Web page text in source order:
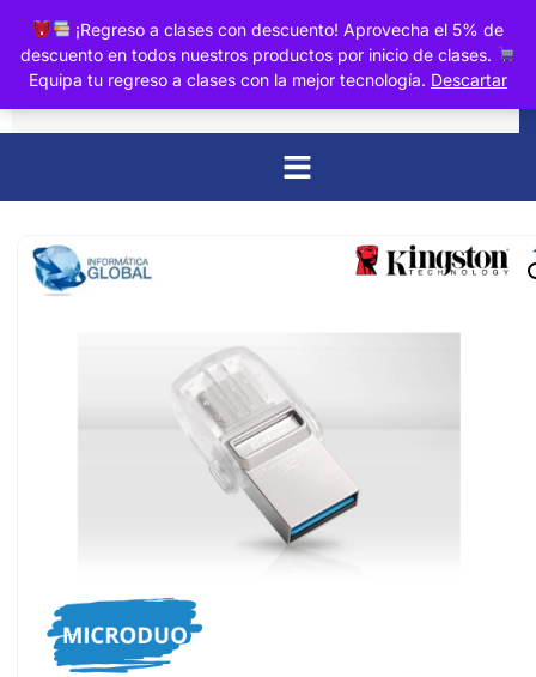
¡Regreso a clases con descuento! Aprovecha el 5% de
descuento en todos nuestros productos por inicio de clases.
Equipa tu regreso a clases con la mejor tecnología. Descartar